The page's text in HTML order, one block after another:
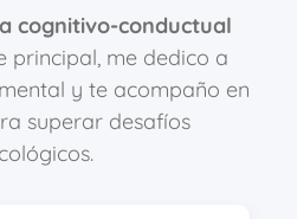
cognitivo-conductual
principal, me dedico a
y te acompaño en
superar desafíos